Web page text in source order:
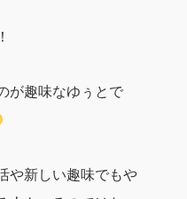
が趣味なゆぅとで
や新しい趣味でもや